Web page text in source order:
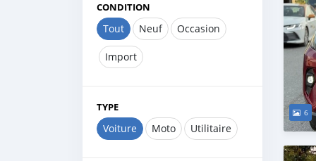
CONDITION
Tout Neuf Occasion
Import
TYPE
Voiture Moto Utilitaire
6